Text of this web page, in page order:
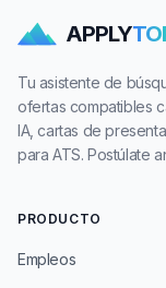
APPLY
Tu asistente de
ofertas compatibles
IA, cartas de
para ATS. Postúlate
PRODUCTO
Empleos